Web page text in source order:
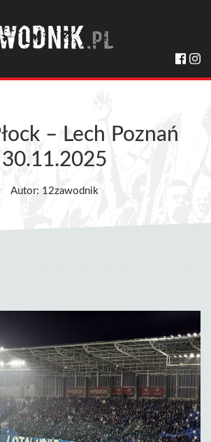
– Lech Poznań
30.11.2025
Autor: 12zawodnik